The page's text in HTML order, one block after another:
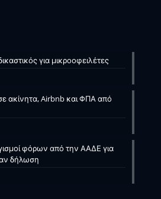
για μικροοφειλέτες
ακίνητα, Airbnb και ΦΠΑ από
φόρων από την ΑΑΔΕ για
δήλωση